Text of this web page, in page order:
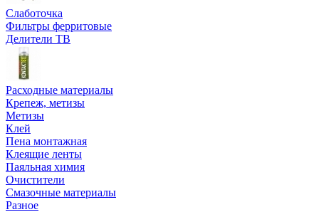
Слаботочка
Фильтры ферритовые
Делители ТВ
Расходные материалы
Крепеж, метизы
Метизы
Клей
Пена монтажная
Клеящие ленты
Паяльная химия
Очистители
Смазочные материалы
Разное